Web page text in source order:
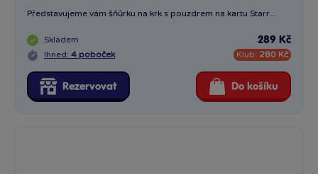
Představujeme vám šňůrku na krk s pouzdrem na kartu Starr...
Skladem
Ihned: 4 poboček
289 Kč
Klub: 280 Kč
Rezervovat Do košíku